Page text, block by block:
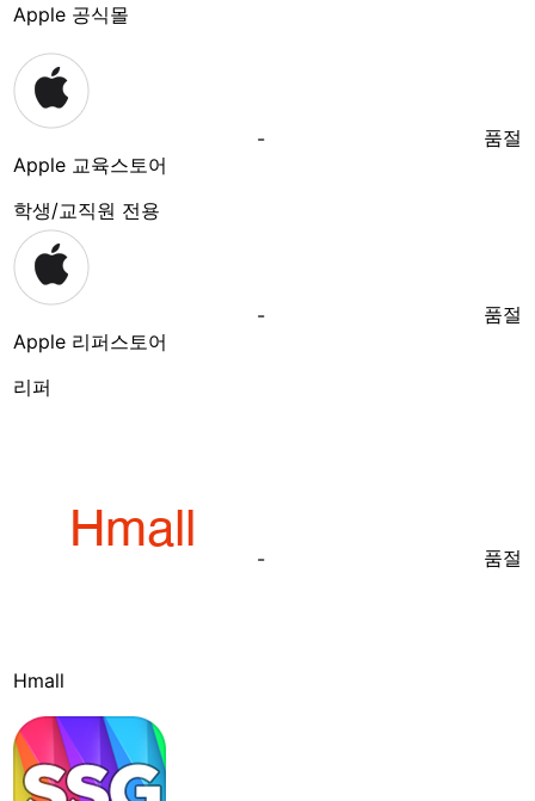
Apple 공식몰
Apple 교육스토어
학생/교직원 전용
- 품절
Apple 리퍼스토어
리퍼
- 품절
Hmall
- 품절